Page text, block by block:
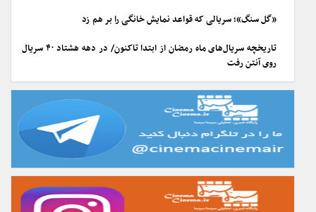
«گل سنگ»؛ سریالی که قواعد نمایش خانگی را بر هم زد
تاریخچه سریال‌های ماه رمضان از ابتدا تاکنون/ در دهه هشتاد ۴۰ سریال
روی آنتن رفت